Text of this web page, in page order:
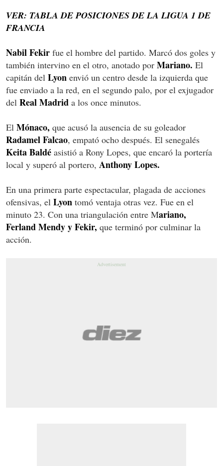
VER: TABLA DE POSICIONES DE LA LIGUA 1 DE
FRANCIA
Nabil Fekir fue el hombre del partido. Marcó dos goles y
también intervino en el otro, anotado por Mariano. El
capitán del Lyon envió un centro desde la izquierda que
fue enviado a la red, en el segundo palo, por el exjugador
del Real Madrid a los once minutos.
El Mónaco, que acusó la ausencia de su goleador
Radamel Falcao, empató ocho después. El senegalés
Keita Baldé asistió a Rony Lopes, que encaró la portería
local y superó al portero, Anthony Lopes.
En una primera parte espectacular, plagada de acciones
ofensivas, el Lyon tomó ventaja otras vez. Fue en el
minuto 23. Con una triangulación entre Mariano,
Ferland Mendy y Fekir, que terminó por culminar la
acción.